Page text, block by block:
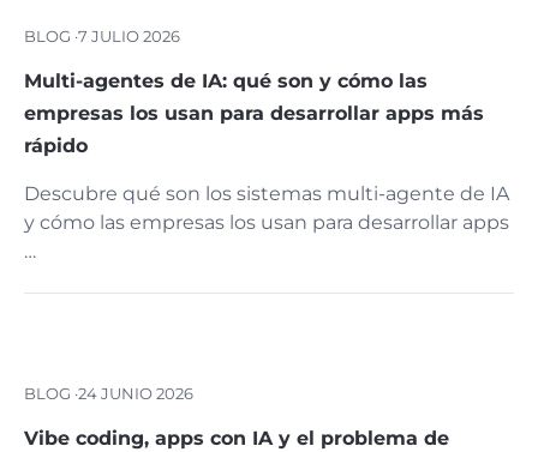
BLOG ·7 JULIO 2026
Multi-agentes de IA: qué son y cómo las
empresas los usan para desarrollar apps más
rápido
Descubre qué son los sistemas multi-agente de IA
y cómo las empresas los usan para desarrollar apps
…
BLOG ·24 JUNIO 2026
Vibe coding, apps con IA y el problema de